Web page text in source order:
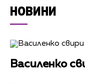
НОВИНИ
Василенко